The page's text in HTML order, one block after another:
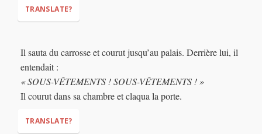
TRANSLATE?
Il sauta du carrosse et courut jusqu’au palais. Derrière lui, il
entendait :
« SOUS-VÊTEMENTS ! SOUS-VÊTEMENTS ! »
Il courut dans sa chambre et claqua la porte.
TRANSLATE?